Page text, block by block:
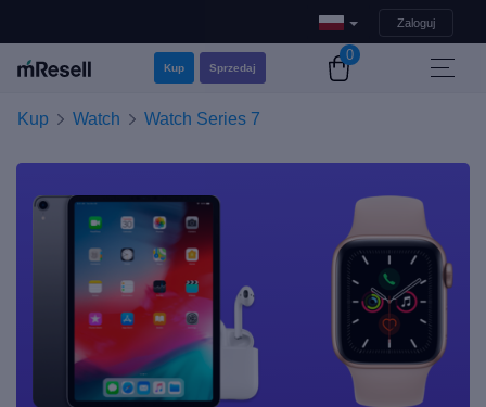
Zaloguj
Kup Sprzedaj
0
Kup Watch Watch Series 7